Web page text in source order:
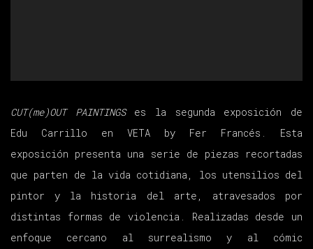
CUT(me)OUT PAINTINGSes la segunda exposición de
Edu Carrillo en VETA by Fer Francés. Esta
exposición presenta una serie de piezas recortadas
que parten de la vida cotidiana, los utensilios del
pintor y la historia del arte, atravesados por
distintas formas de violencia. Realizadas desde un
enfoque cercano al surrealismo y al cómic